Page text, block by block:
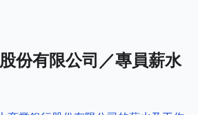
份有限公司／專員薪水